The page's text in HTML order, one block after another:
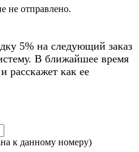
не отправлено.
5% на следующий заказ
В ближайшее время
расскажет как ее
к данному номеру)